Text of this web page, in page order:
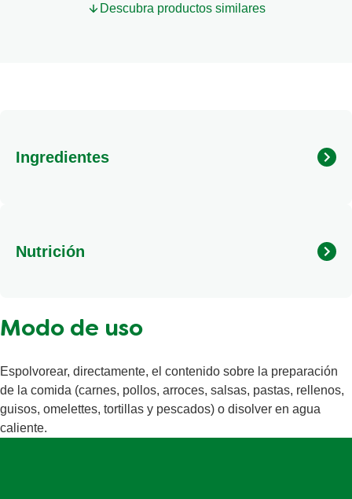
Descubra productos similares
Ingredientes
Nutrición
Grasas totales
Sal
Carbohidratos totales
Azúcares
Modo de uso
Espolvorear, directamente, el contenido sobre la preparación
de la comida (carnes, pollos, arroces, salsas, pastas, rellenos,
guisos, omelettes, tortillas y pescados) o disolver en agua
caliente.